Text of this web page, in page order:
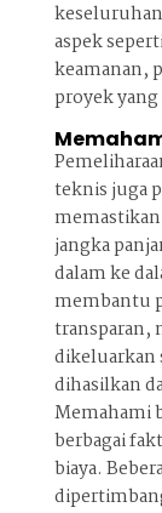
aspek
keamanan,
proyek
teknis juga
jangka
dalam ke
membantu
transparan,
dikeluarkan
dihasilkan
Memahami
berbagai
biaya.